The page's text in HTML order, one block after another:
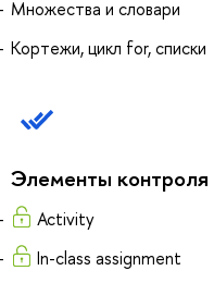
Множества и словари
Кортежи, цикл for, списки
Элементы контроля
Activity
In-class assignment